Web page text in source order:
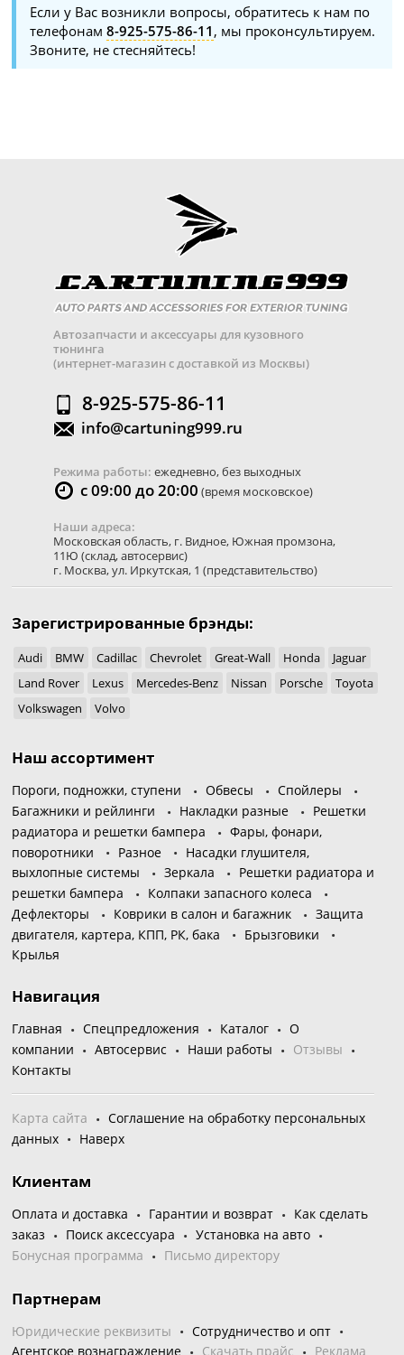
Если у Вас возникли вопросы, обратитесь к нам по
телефонам8-925-575-86-11 , мы проконсультируем.
Звоните, не стесняйтесь!
Автозапчасти и аксессуары для кузовного
тюнинга
(интернет-магазин с доставкой из Москвы)
8-925-575-86-11
info@cartuning999.ru
Режима работы: ежедневно, без выходных
с 09:00 до 20:00 (время московское)
Наши адреса:
Московская область, г. Видное, Южная промзона,
11Ю (склад, автосервис)
г. Москва,ул. Иркутская, 1 (представительство)
Зарегистрированные брэнды:
Audi BMW Cadillac Chevrolet Great-Wall Honda
Jaguar
Land Rover
Lexus Mercedes-Benz Nissan Porsche
Toyota
Volkswagen
Volvo
Наш ассортимент
Пороги, подножки, ступени Обвесы
Спойлеры
Багажники и рейлинги
Накладки разные
Решетки
радиатора и решетки бампера
Фары, фонари,
поворотники
Разное
Насадки глушителя,
выхлопные системы
Зеркала
Решетки радиатора и
решетки бампера
Колпаки запасного колеса
Дефлекторы
Коврики в салон и багажник
Защита
двигателя, картера, КПП, РК, бака
Брызговики
Крылья
Навигация
Главная Спецпредложения Каталог
О
компании
Автосервис Наши работы
Отзывы
Контакты
Карта сайта
Соглашение на обработку персональных
данных
Наверх
Клиентам
Оплата и доставка Гарантии и возврат
Как сделать
заказ
Поиск аксессуара
Установка на авто
Бонусная программа
Письмо директору
Партнерам
Юридические реквизиты
Сотрудничество и опт
Агентское вознаграждение
Скачать прайс Реклама